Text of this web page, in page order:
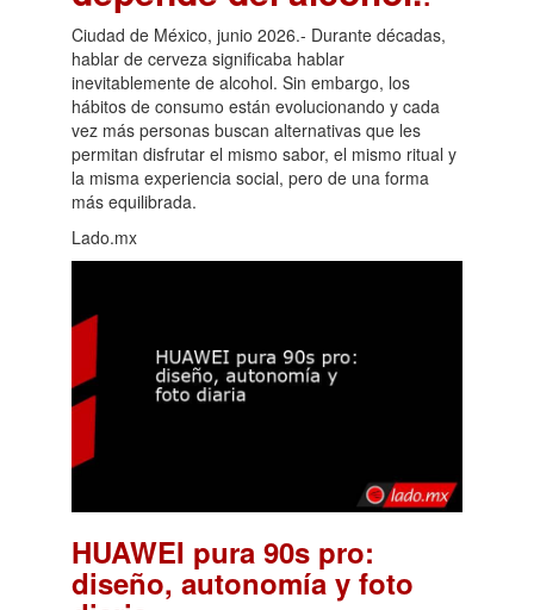
Ciudad de México, junio 2026.- Durante décadas,
hablar de cerveza significaba hablar
inevitablemente de alcohol. Sin embargo, los
hábitos de consumo están evolucionando y cada
vez más personas buscan alternativas que les
permitan disfrutar el mismo sabor, el mismo ritual y
la misma experiencia social, pero de una forma
más equilibrada.
Lado.mx
HUAWEI pura 90s pro:
diseño, autonomía y foto